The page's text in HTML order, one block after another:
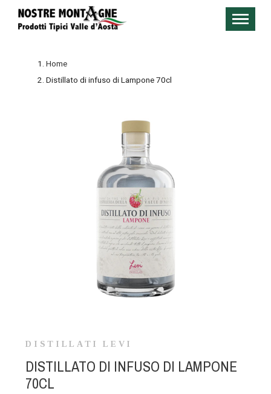
Home
Distillato di infuso di Lampone 70cl
DISTILLATI LEVI
DISTILLATO DI INFUSO DI LAMPONE
70CL